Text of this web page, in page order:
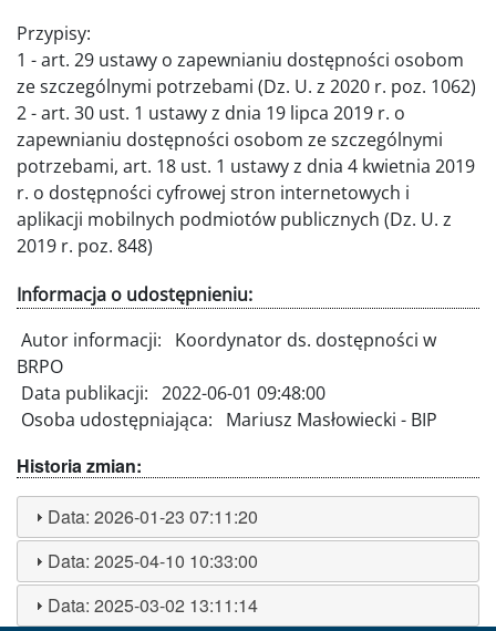
Przypisy:
1 - art. 29 ustawy o zapewnianiu dostępności osobom
ze szczególnymi potrzebami (Dz. U. z 2020 r. poz. 1062)
2 - art. 30 ust. 1 ustawy z dnia 19 lipca 2019 r. o
zapewnianiu dostępności osobom ze szczególnymi
potrzebami, art. 18 ust. 1 ustawy z dnia 4 kwietnia 2019
r. o dostępności cyfrowej stron internetowych i
aplikacji mobilnych podmiotów publicznych (Dz. U. z
2019 r. poz. 848)
Informacja o udostępnieniu:
Autor informacji:
Koordynator ds. dostępności w
BRPO
Data publikacji: 2022-06-01 09:48:00
Osoba udostępniająca:
Mariusz Masłowiecki - BIP
Historia zmian:
Data:2026-01-23 07:11:20
Data:2025-04-10 10:33:00
Data:2025-03-02 13:11:14